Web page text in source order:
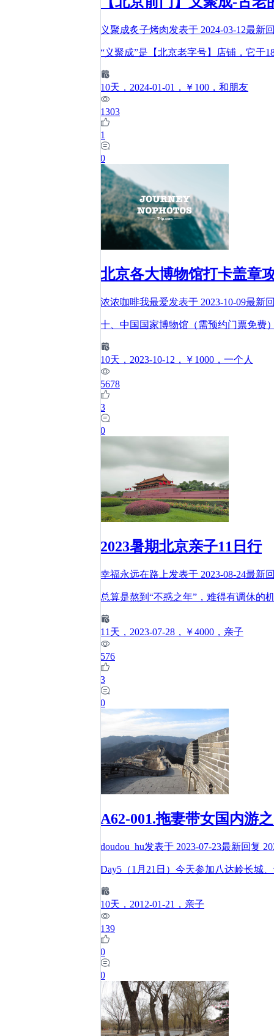
义聚成炙子烤肉发表于 2024-03-12最新
“义聚成”是【北京老字号】店铺，它于
10天 ，2024-01-01 ，￥100 ，和朋友
1303
1
0
北京各大博物馆打卡盖章
浓浓咖啡我最爱发表于 2023-10-09最新
十、中国国家博物馆（需预约门票免费）
10天 ，2023-10-12 ，￥1000 ，一个人
5678
3
0
2023暑期北京亲子11日行
幸福永远在路上发表于 2023-08-24最新
总算是熬到“不惑之年”，难得有调休的
11 天 ，2023-07-28 ，￥4000 ，亲子
576
3
0
A62-001.拖妻带女国内游
doudou_hu发表于 2023-07-23最新回复
Day5（1月21日）今天参加八达岭长城
10天 ，2012-01-21 ，亲子
139
0
0